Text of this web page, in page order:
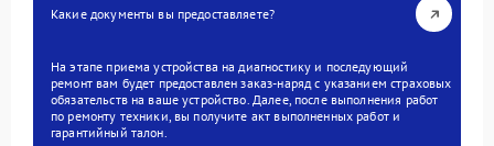
Какие документы вы предоставляете?
На этапе приема устройства на диагностику и последующий
ремонт вам будет предоставлен заказ-наряд с указанием страховых
обязательств на ваше устройство. Далее, после выполнения работ
по ремонту техники, вы получите акт выполненных работ и
гарантийный талон.